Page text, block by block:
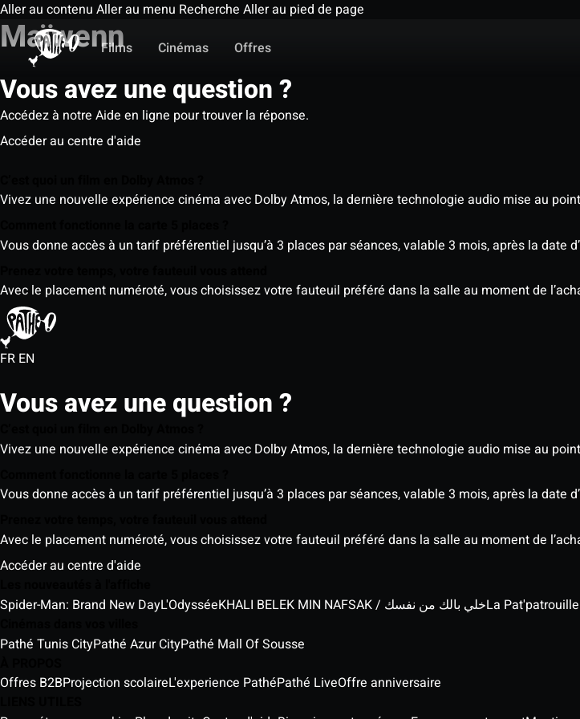
Aller au contenu Aller au menu Recherche Aller au pied de page
Films
Cinémas Offres
Maïwenn
Vous avez une question ?
Accédez à notre Aide en ligne pour trouver la réponse.
Accéder au centre d'aide
Vivez une nouvelle expérience cinéma avec Dolby Atmos, la dernière technologie audio mise au
Vous donne accès à un tarif préférentiel jusqu’à 3 places par séances, valable 3 mois, après la date
Avec le placement numéroté, vous choisissez votre fauteuil préféré dans la salle au moment de
FR EN
Vous avez une question ?
Vivez une nouvelle expérience cinéma avec Dolby Atmos, la dernière technologie audio mise au
Vous donne accès à un tarif préférentiel jusqu’à 3 places par séances, valable 3 mois, après la date
Avec le placement numéroté, vous choisissez votre fauteuil préféré dans la salle au moment de
Accéder au centre d'aide
Spider-Man: Brand New DayL'Odyssée KHALI BELEK MIN NAFSAK / خلي بالك من نفسكLa
Pathé Tunis CityPathé Azur CityPathé Mall Of Sousse
Offres B2BProjection scolaireL'experience PathéPathé LiveOffre anniversaire